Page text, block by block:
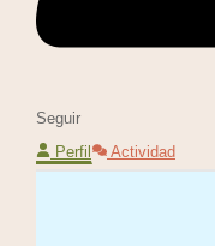
Seguir
Perfil
Actividad